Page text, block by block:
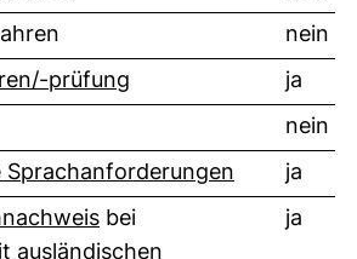
nein
prüfung
ja
nein
Sprachanforderungen
ja
bei
ausländischen
ja